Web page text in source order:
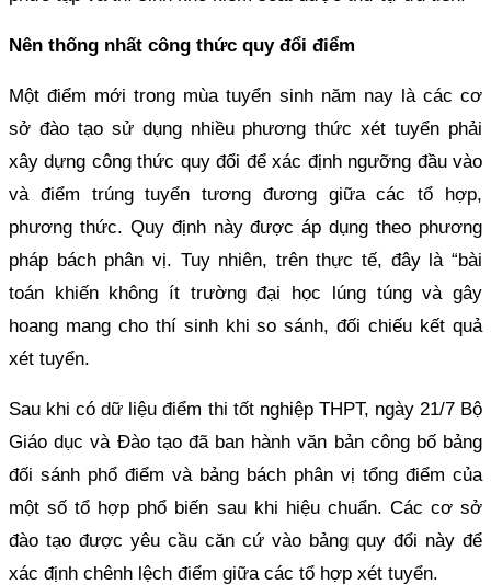
Nên thống nhất công thức quy đổi điểm
Một điểm mới trong mùa tuyển sinh năm nay là các cơ
sở đào tạo sử dụng nhiều phương thức xét tuyển phải
xây dựng công thức quy đổi để xác định ngưỡng đầu vào
và điểm trúng tuyển tương đương giữa các tổ hợp,
phương thức. Quy định này được áp dụng theo phương
pháp bách phân vị. Tuy nhiên, trên thực tế, đây là “bài
toán khiến không ít trường đại học lúng túng và gây
hoang mang cho thí sinh khi so sánh, đối chiếu kết quả
xét tuyển.
Sau khi có dữ liệu điểm thi tốt nghiệp THPT, ngày 21/7 Bộ
Giáo dục và Đào tạo đã ban hành văn bản công bố bảng
đối sánh phổ điểm và bảng bách phân vị tổng điểm của
một số tổ hợp phổ biến sau khi hiệu chuẩn. Các cơ sở
đào tạo được yêu cầu căn cứ vào bảng quy đổi này để
xác định chênh lệch điểm giữa các tổ hợp xét tuyển.